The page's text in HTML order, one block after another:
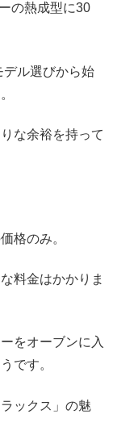
の熱成型に30
デル選びから始
な余裕を持って
格のみ。
料金はかかりま
をオーブンに入
です。
ックス」の魅